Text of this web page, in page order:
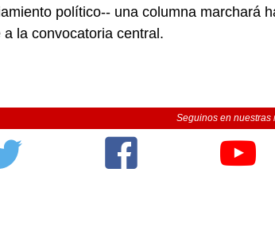
político-- una columna marchará
a la convocatoria central.
Seguinos en nuestras